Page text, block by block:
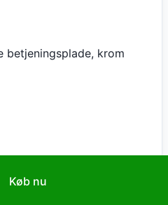
betjeningsplade, krom
Køb nu